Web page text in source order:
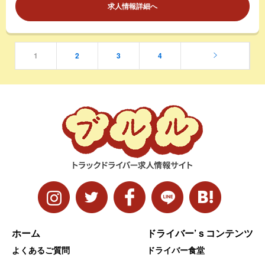
求人情報詳細へ
1 2 3 4
ホーム
よくあるご質問
ドライバー’ｓコンテンツ
ドライバー食堂